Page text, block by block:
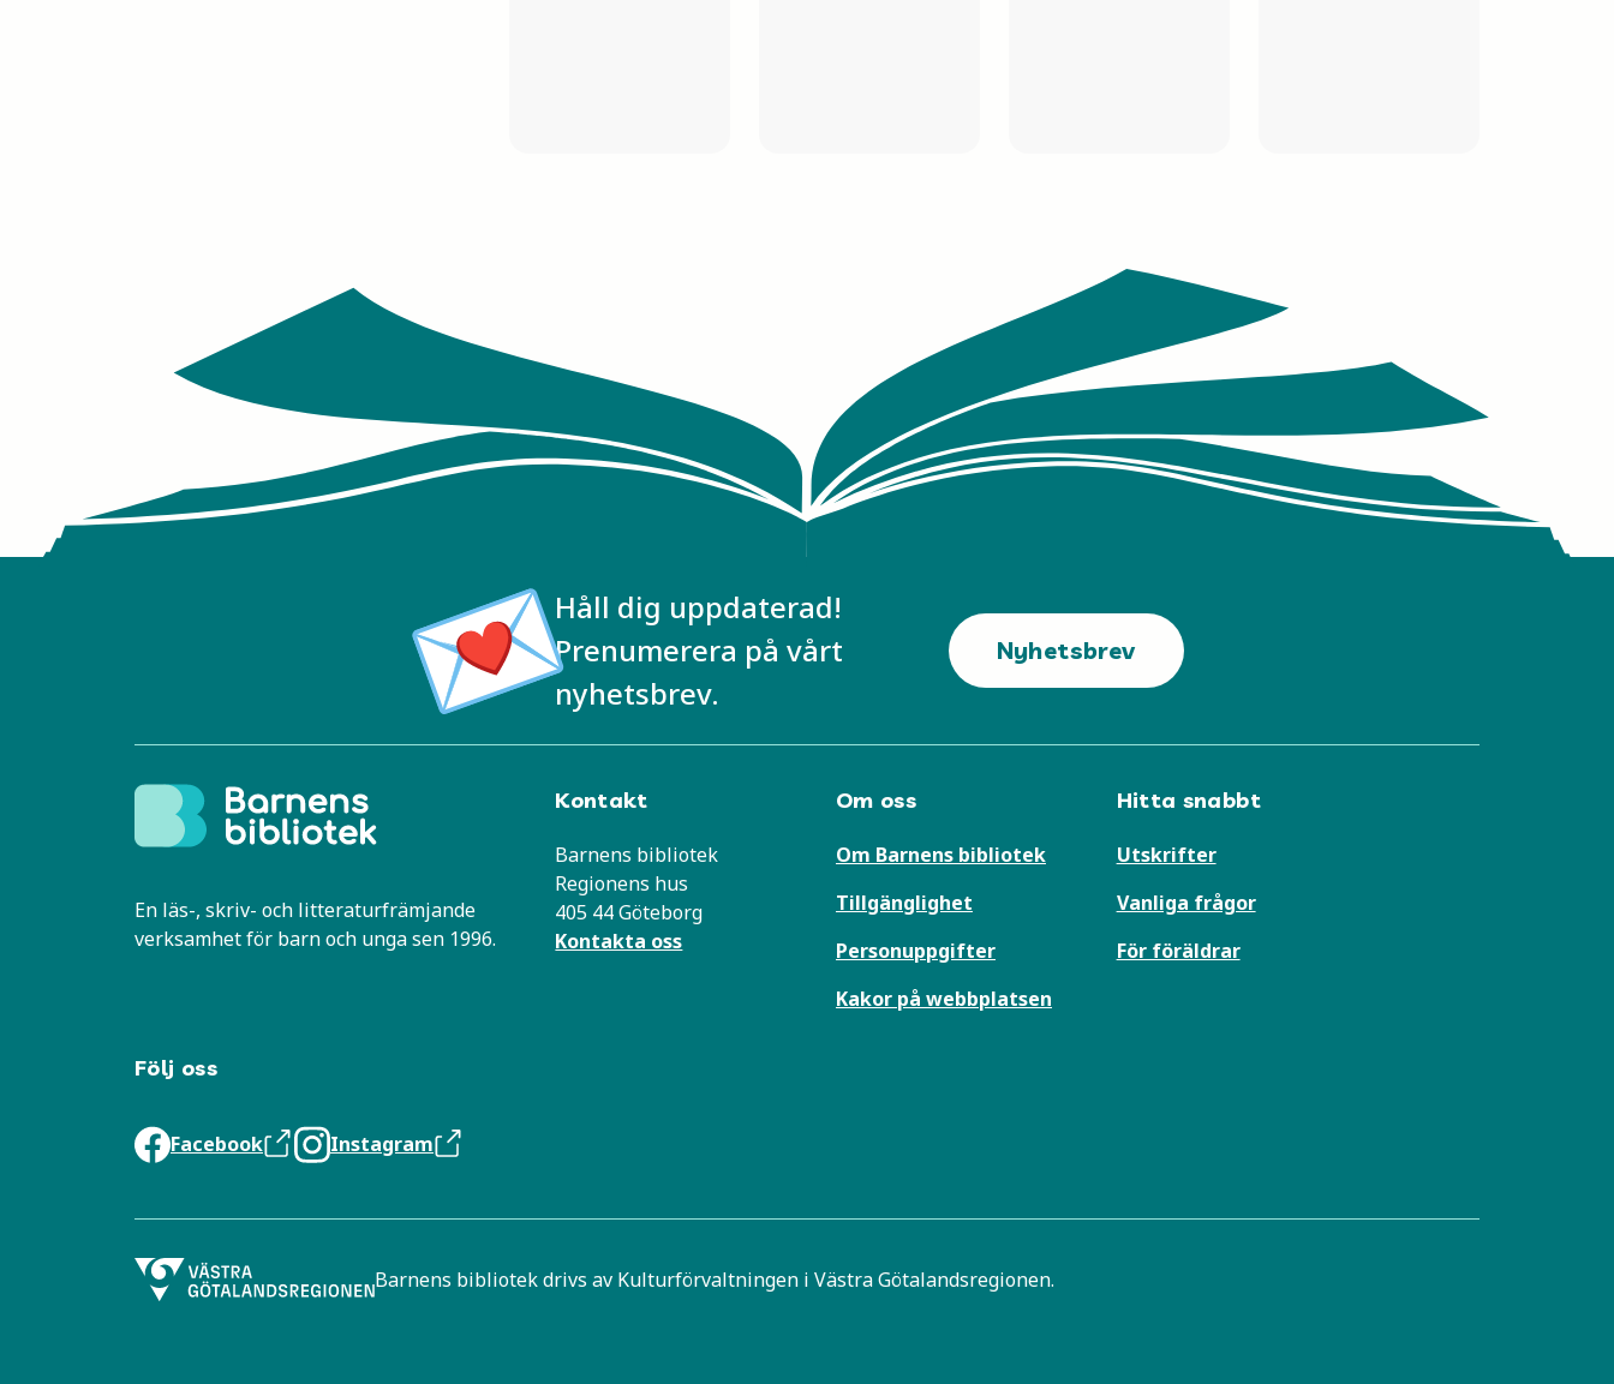
Håll dig uppdaterad!
Prenumerera på vårt
nyhetsbrev.
Nyhetsbrev
En läs-, skriv- och litteraturfrämjande
verksamhet för barn och unga sen 1996.
Kontakt
Barnens bibliotek
Regionens hus
405 44 Göteborg
Kontakta oss
Om oss
Om Barnens bibliotek
Tillgänglighet
Personuppgifter
Kakor på webbplatsen
Hitta snabbt
Utskrifter
Vanliga frågor
För föräldrar
Följ oss
Facebook Instagram
Barnens bibliotek drivs av Kulturförvaltningen i Västra Götalandsregionen.